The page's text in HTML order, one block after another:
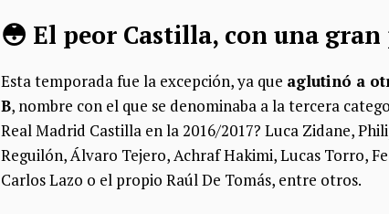
😳 El peor Castilla, con una
Esta temporada fue la excepción, ya que aglutinó a
B, nombre con el que se denominaba a la tercera
Real Madrid Castilla en la 2016/2017? Luca Zidane,
Reguilón, Álvaro Tejero, Achraf Hakimi, Lucas Torro,
Carlos Lazo o el propio Raúl De Tomás, entre otros.